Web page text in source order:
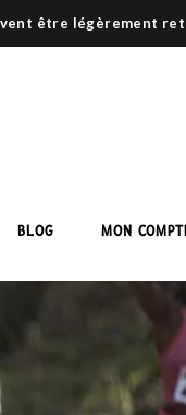
être légèrement
BLOG MON